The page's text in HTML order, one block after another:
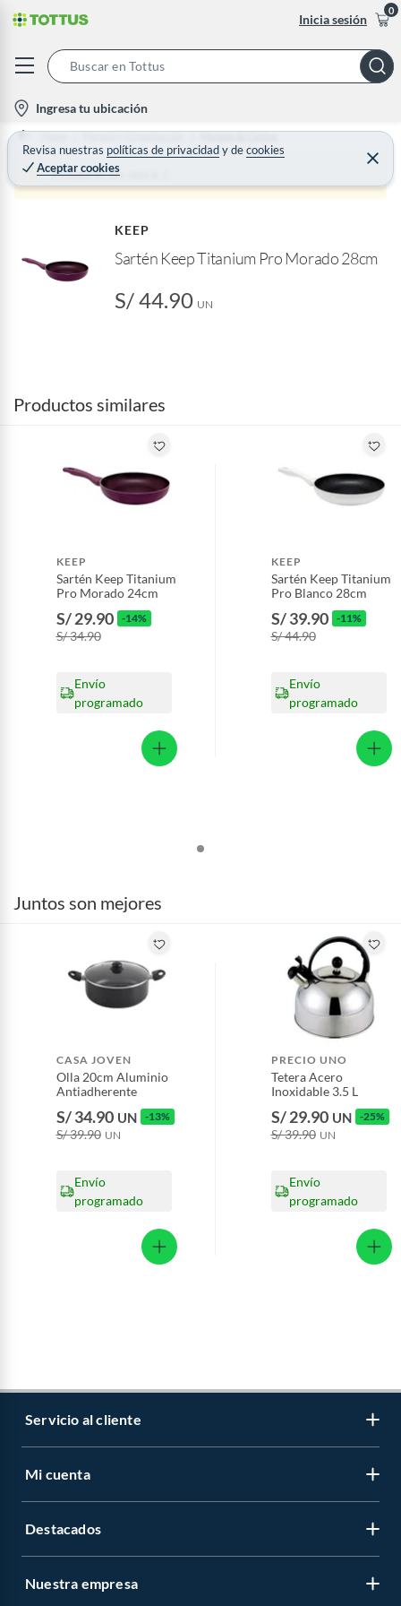
Inicia sesión
0
h
o
t
Ingresa tu ubicación
Revisa nuestras políticas de privacidadydecookies
Aceptar cookies
C
e
r
Home Menaje y Organización Menaje de Cocina
Producto sin stock :(
KEEP
Sartén Keep Titanium Pro Morado 28cm
S/ 44.90 UN
Productos similares
KEEP
Sartén Keep Titanium
Pro Morado 24cm
S/ 29.90 -14%
S/ 34.90
Envío
programado
KEEP
Sartén Keep Titanium
Pro Blanco 28cm
S/ 39.90 -11%
S/ 44.90
Envío
programado
Juntos son mejores
CASA JOVEN
Olla 20cm Aluminio
Antiadherente
S/ 34.90 UN -13%
S/ 39.90 UN
Envío
programado
PRECIO UNO
Tetera Acero
Inoxidable 3.5 L
S/ 29.90 UN -25%
S/ 39.90 UN
Envío
programado
Servicio al cliente
Libro de reclamaciones
Tipos de entrega
Mi cuenta
Regístrate
Destacados
Recetas
Nuestra empresa